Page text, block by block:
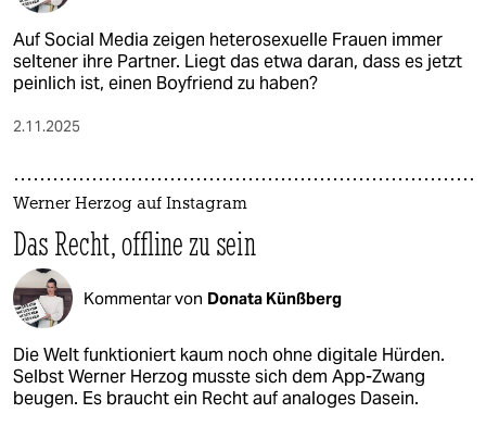
Auf Social Media zeigen heterosexuelle Frauen immer
seltener ihre Partner. Liegt das etwa daran, dass es jetzt
peinlich ist, einen Boyfriend zu haben?
2.11.2025
Werner Herzog auf Instagram
Das Recht, offline zu sein
Kommentar von Donata Künßberg
Die Welt funktioniert kaum noch ohne digitale Hürden.
Selbst Werner Herzog musste sich dem App-Zwang
beugen. Es braucht ein Recht auf analoges Dasein.